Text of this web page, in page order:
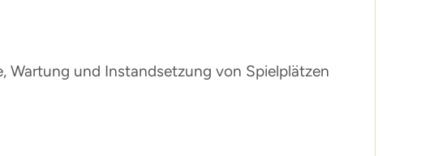
Wartung und Instandsetzung von Spielplätzen